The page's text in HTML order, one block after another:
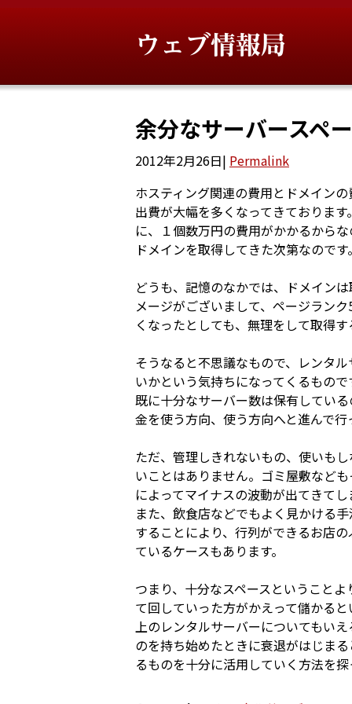
ウェブ情報局
余分なサーバースペ
2012年2月26日| Permalink
ホスティング関連の費用とドメイン
出費が大幅を多くなってきておりま
に、１個数万円の費用がかかるから
ドメインを取得してきた次第なのです。
どうも、記憶のなかでは、ドメイン
メージがございまして、ページラン
くなったとしても、無理をして取得す
そうなると不思議なもので、レンタ
いかという気持ちになってくるもので
既に十分なサーバー数は保有してい
金を使う方向、使う方向へと進んで行
ただ、管理しきれないもの、使いも
いことはありません。ゴミ屋敷など
によってマイナスの波動が出てきてし
また、飲食店などでもよく見かける
することにより、行列ができるお店
ているケースもあります。
つまり、十分なスペースということ
て回していった方がかえって儲かる
上のレンタルサーバーについてもい
のを持ち始めたときに衰退がはじま
るものを十分に活用していく方法を探